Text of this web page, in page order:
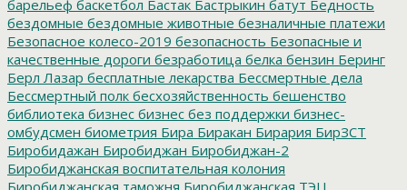
барельеф баскетбол Бастак Бастрыкин батут Бедность
бездомные бездомные животные безналичные платежи
Безопасное колесо-2019 безопасность Безопасные и
качественные дороги безработица белка бензин Беринг
Берл Лазар бесплатные лекарства Бессмертные дела
Бессмертный полк бесхозяйственность бешенство
библиотека бизнес бизнес без поддержки бизнес-
омбудсмен биометрия Бира Биракан Бирария БирЗСТ
Биробидажан Биробиджан Биробиджан-2
Биробиджанская воспитательная колония
Биробиджанская таможня Биробиджанская ТЭЦ